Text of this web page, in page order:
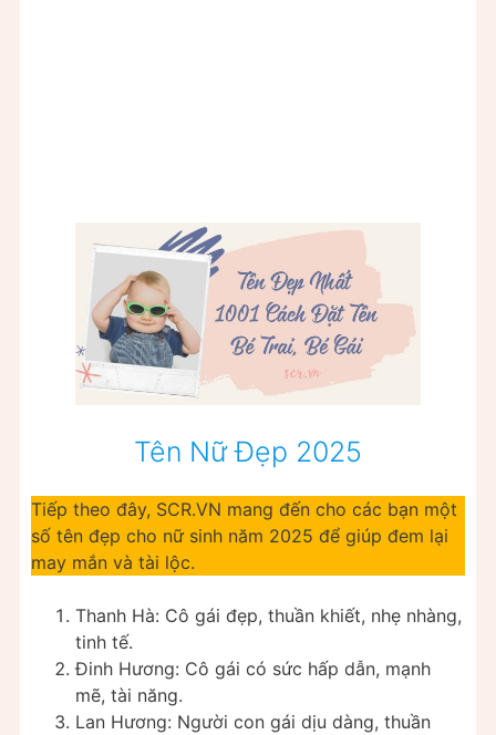
Tên Nữ Đẹp 2025
Tiếp theo đây, SCR.VN mang đến cho các bạn một
số tên đẹp cho nữ sinh năm 2025 để giúp đem lại
may mắn và tài lộc.
Thanh Hà: Cô gái đẹp, thuần khiết, nhẹ nhàng,
tinh tế.
Đinh Hương: Cô gái có sức hấp dẫn, mạnh
mẽ, tài năng.
Lan Hương: Người con gái dịu dàng, thuần